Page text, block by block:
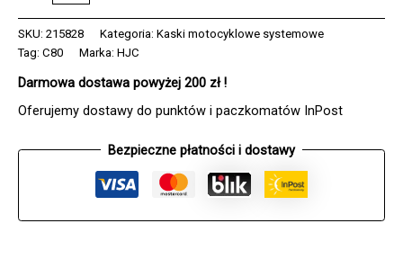
C80
PEARL
SKU: 215828 Kategoria: Kaski motocyklowe systemowe
Tag: C80 Marka: HJC
Darmowa dostawa powyżej 200 zł !
Oferujemy dostawy do punktów i paczkomatów InPost
Bezpieczne płatności i dostawy